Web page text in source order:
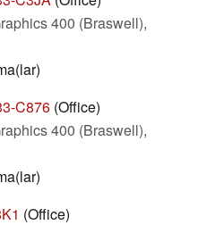
400 (Braswell),
C876 (Office)
400 (Braswell),
(Office)